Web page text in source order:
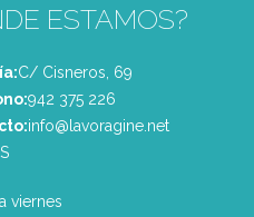
ESTAMOS?
C/ Cisneros, 69
‭942 375 226‬
info@lavoragine.net
viernes